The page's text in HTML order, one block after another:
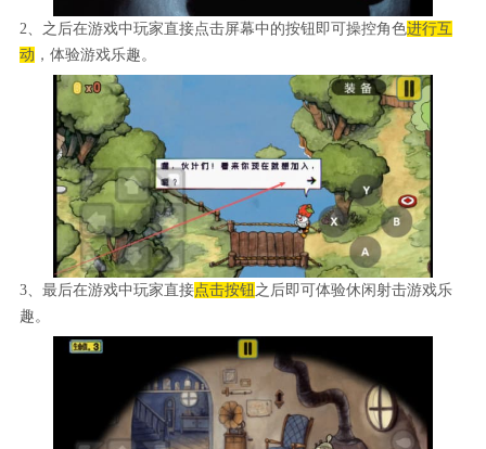
2、之后在游戏中玩家直接点击屏幕中的按钮即可操控角色进行互
动 ，体验游戏乐趣。
3、最后在游戏中玩家直接点击按钮之后即可体验休闲射击游戏乐
趣。